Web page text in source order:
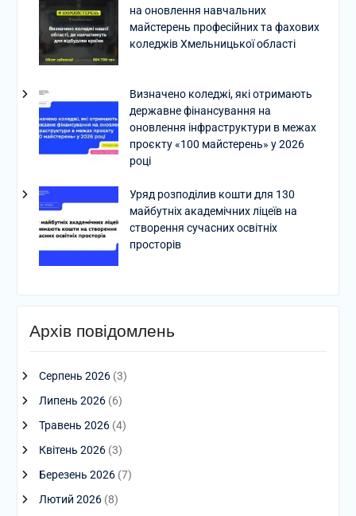
на оновлення навчальних
майстерень професійних та фахових
коледжів Хмельницької області
Визначено коледжі, які отримають
державне фінансування на
оновлення інфраструктури в межах
проєкту «100 майстерень» у 2026
році
Уряд розподілив кошти для 130
майбутніх академічних ліцеїв на
створення сучасних освітніх
просторів
Архів повідомлень
Серпень 2026(3)
Липень 2026(6)
Травень 2026(4)
Квітень 2026(3)
Березень 2026(7)
Лютий 2026(8)